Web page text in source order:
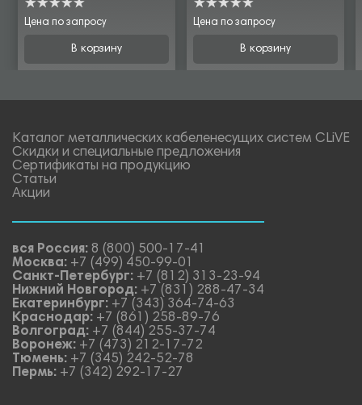
Цена по запросу
В корзину
Цена по запросу
В корзину
Каталог металлических кабеленесущих систем CLiVE
Скидки и специальные предложения
Сертификаты на продукцию
Статьи
Акции
вся Россия: 8 (800) 500-17-41
Москва: +7 (499) 450-99-01
Санкт-Петербург: +7 (812) 313-23-94
Нижний Новгород: +7 (831) 288-47-34
Екатеринбург: +7 (343) 364-74-63
Краснодар: +7 (861) 258-89-76
Волгоград: +7 (844) 255-37-74
Воронеж: +7 (473) 212-17-72
Тюмень: +7 (345) 242-52-78
Пермь: +7 (342) 292-17-27